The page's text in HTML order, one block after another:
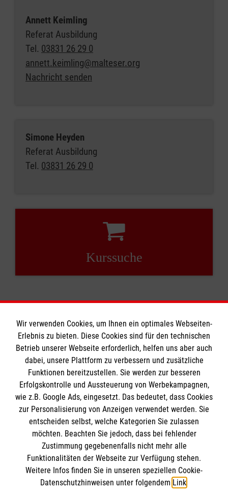
Annett Keimling
Referat Ausbildung
Tel. 03831 26 29 0
annett.keimling@malteser.org
Nachricht senden
Simone Heyden
Referat Ausbildung
Tel. 03831 26 29 0
Kurssuche
Informationen
Impressum
Datenschutz
Kontakt
Barrierefreiheit
Die Malteser
Malteser in Deutschland
Malteserorden
Sharepoint
Spendenkonto
Wir verwenden Cookies, um Ihnen ein optimales Webseiten-
Erlebnis zu bieten. Diese Cookies sind für den technischen
Betrieb unserer Webseite erforderlich, helfen uns aber auch
dabei, unsere Plattform zu verbessern und zusätzliche
Funktionen bereitzustellen. Sie werden zur besseren
Erfolgskontrolle und Aussteuerung von Werbekampagnen,
wie z.B. Google Ads, eingesetzt. Das bedeutet, dass Cookies
zur Personalisierung von Anzeigen verwendet werden. Sie
entscheiden selbst, welche Kategorien Sie zulassen
möchten. Beachten Sie jedoch, dass bei fehlender
Zustimmung gegebenenfalls nicht mehr alle
Funktionalitäten der Webseite zur Verfügung stehen.
Weitere Infos finden Sie in unseren speziellen Cookie-
Datenschutzhinweisen unter folgendem Link.